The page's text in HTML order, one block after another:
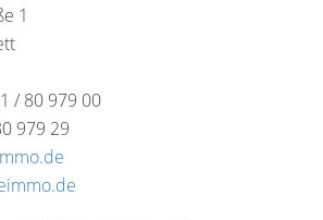
1
/ 80 979 00
979 29